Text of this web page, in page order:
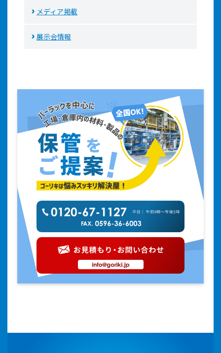
メディア掲載
展示会情報